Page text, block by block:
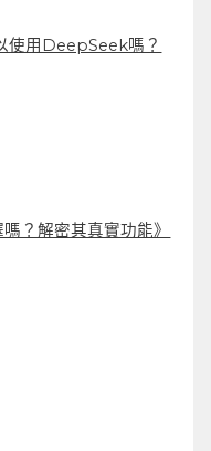
使用DeepSeek嗎？
？解密其真實功能》